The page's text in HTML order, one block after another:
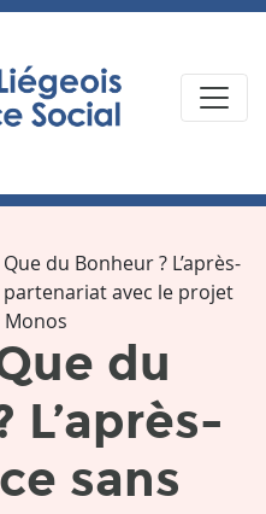
du Bonheur ? L’après-
avec le projet
Monos
du
L’après-
sans